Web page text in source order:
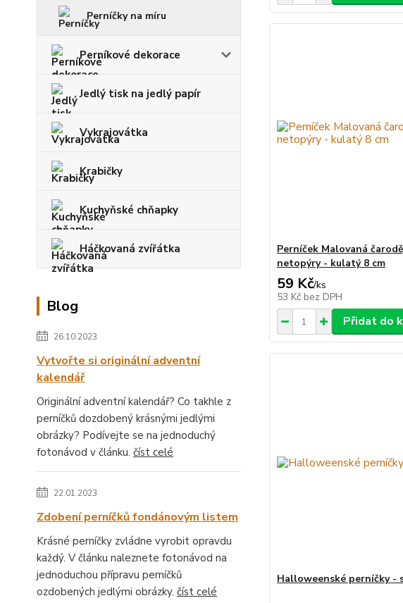
Perníčky na míru
Perníkové dekorace
Jedlý tisk na jedlý papír
Vykrajovátka
Krabičky
Kuchyňské chňapky
Háčkovaná zvířátka
Blog
26.10.2023
Vytvořte si originální adventní
kalendář
Originální adventní kalendář? Co takhle z
perníčků dozdobený krásnými jedlými
obrázky? Podívejte se na jednoduchý
fotonávod v článku. číst celé
22.01.2023
Zdobení perníčků fondánovým listem
Krásné perníčky zvládne vyrobit opravdu
každý. V článku naleznete fotonávod na
jednoduchou přípravu perníčků
ozdobených jedlými obrázky. číst celé
Perníček Malovaná
netopýry - kulatý 8 cm
59 Kč/ks
53 Kč bez DPH
Přidat do
Halloweenské perníčky -